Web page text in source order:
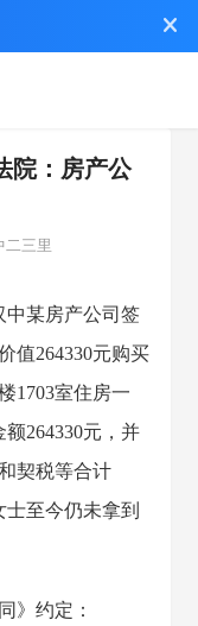
院：房产公
二三里
中某房产公司签
值264330元购买
1703室住房一
264330元，并
契税等合计
至今仍未拿到
》约定：